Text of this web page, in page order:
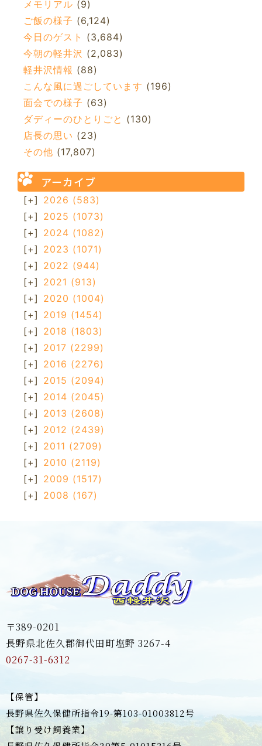
メモリアル (9)
ご飯の様子 (6,124)
今日のゲスト (3,684)
今朝の軽井沢 (2,083)
軽井沢情報 (88)
こんな風に過ごしています (196)
面会での様子 (63)
ダディーのひとりごと (130)
店長の思い (23)
その他 (17,807)
アーカイブ
[+] 2026 (583)
[+] 2025 (1073)
[+] 2024 (1082)
[+] 2023 (1071)
[+] 2022 (944)
[+] 2021 (913)
[+] 2020 (1004)
[+] 2019 (1454)
[+] 2018 (1803)
[+] 2017 (2299)
[+] 2016 (2276)
[+] 2015 (2094)
[+] 2014 (2045)
[+] 2013 (2608)
[+] 2012 (2439)
[+] 2011 (2709)
[+] 2010 (2119)
[+] 2009 (1517)
[+] 2008 (167)
〒389-0201
長野県北佐久郡御代田町塩野 3267-4
0267-31-6312
【保管】
長野県佐久保健所指令19-第103-01003812号
【譲り受け飼養業】